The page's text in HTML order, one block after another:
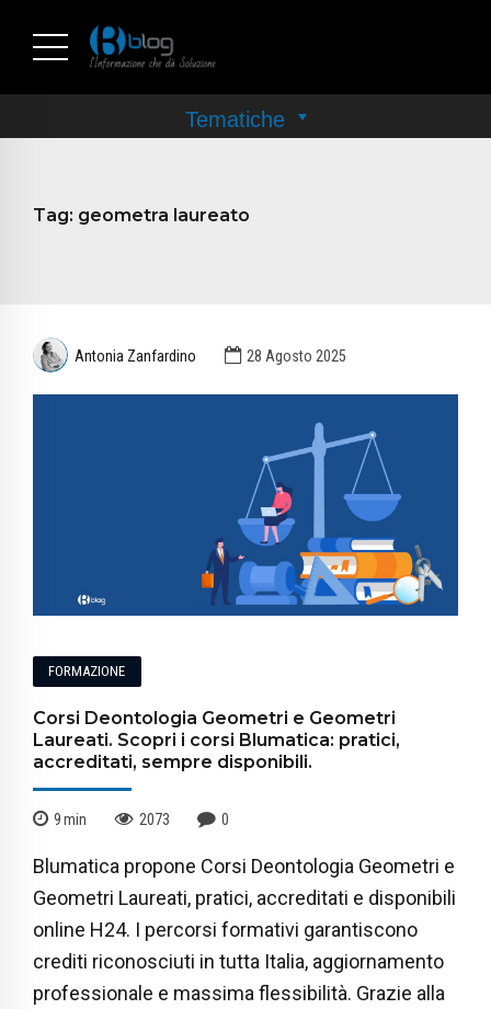
Tag: geometra laureato
Antonia Zanfardino 28 Agosto 2025
FORMAZIONE
Corsi Deontologia Geometri e Geometri
Laureati. Scopri i corsi Blumatica: pratici,
accreditati, sempre disponibili.
9min 2073 0
Blumatica propone Corsi Deontologia Geometri e
Geometri Laureati, pratici, accreditati e disponibili
online H24. I percorsi formativi garantiscono
crediti riconosciuti in tutta Italia, aggiornamento
professionale e massima flessibilità. Grazie alla